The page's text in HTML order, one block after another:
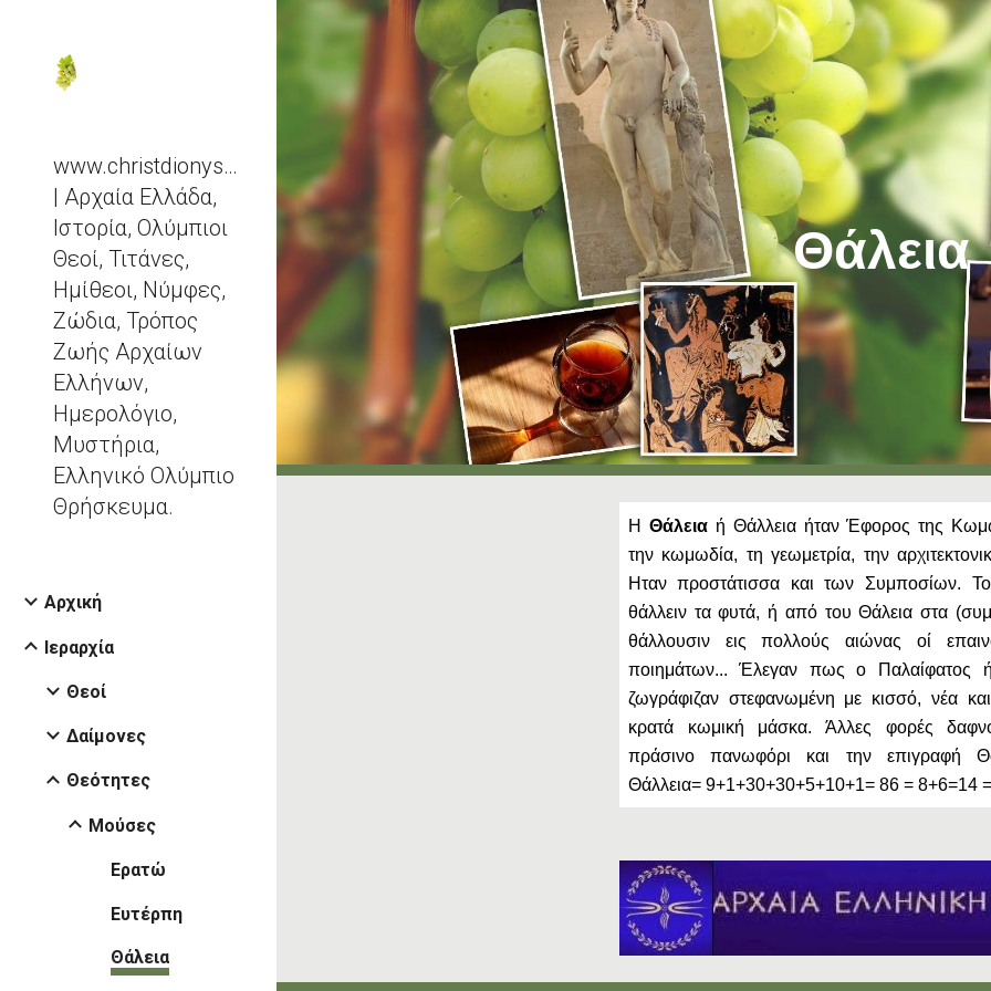
Skip to main content Skip to
www.christdionysos.com
| Αρχαία Ελλάδα,
Ιστορία, Ολύμπιοι
Θεοί, Τιτάνες,
Ημίθεοι, Νύμφες,
Ζώδια, Τρόπος
Ζωής Αρχαίων
Ελλήνων,
Ημερολόγιο,
Μυστήρια,
Ελληνικό Ολύμπιο
Θρήσκευμα.
Αρχική
Ιεραρχία
Θεοί
Δαίμονες
Θεότητες
Μούσες
Ερατώ
Ευτέρπη
Θάλεια
Θάλεια
Η Θάλειαή Θάλλεια ήταν Έφορος της
την κωμωδία, τη γεωμετρία, την
Ηταν προστάτισσα και των Συμποσίων.
θάλλειν τα φυτά, ή από του Θάλεια στα
θάλλουσιν εις πολλούς αιώνας οί
ποιημάτων... Έλεγαν πως ο Παλαίφατος
ζωγράφιζαν στεφανωμένη με κισσό, νέα
κρατά κωμική μάσκα. Άλλες φορές
πράσινο πανωφόρι και την επιγραφή
Θάλλεια= 9+1+30+30+5+10+1= 86 = 8+6=14